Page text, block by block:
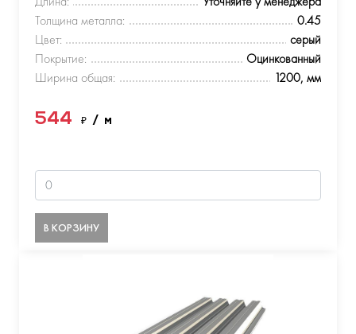
Толщина металла:
0.45
Цвет:
серый
Покрытие:
Оцинкованный
Ширина общая:
1200, мм
544 ₽ / м
В КОРЗИНУ